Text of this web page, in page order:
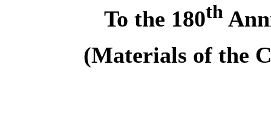
To the 180th
(Materials of the